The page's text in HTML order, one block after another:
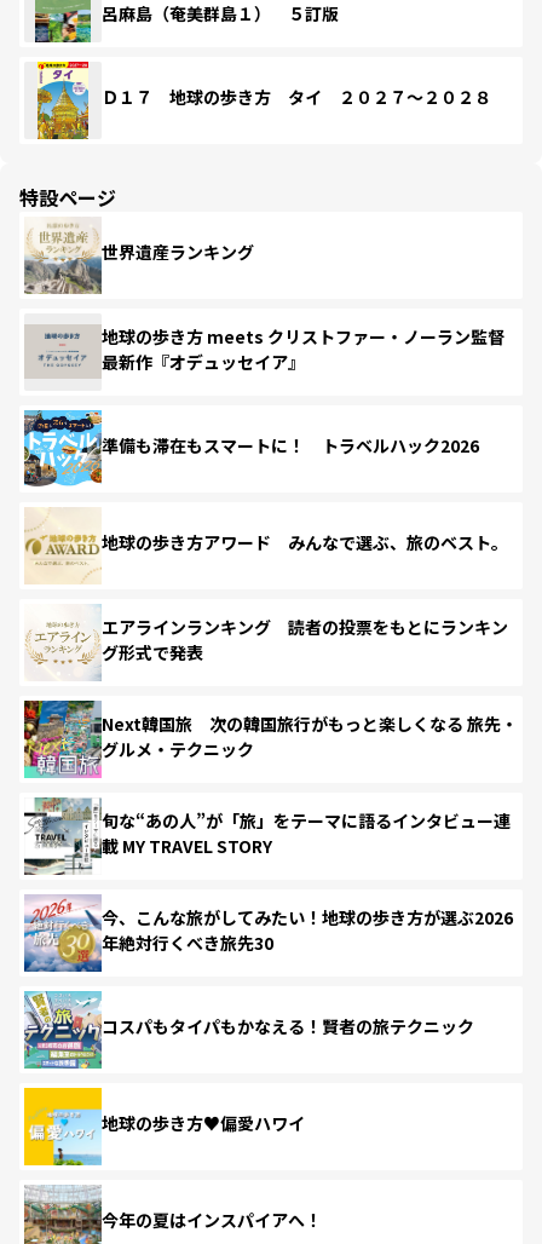
呂麻島（奄美群島１） ５訂版
Ｄ１７ 地球の歩き方 タイ ２０２７～２０２８
特設ページ
世界遺産ランキング
地球の歩き方 meets クリストファー・ノーラン監督
最新作『オデュッセイア』
準備も滞在もスマートに！ トラベルハック2026
地球の歩き方アワード みんなで選ぶ、旅のベスト。
エアラインランキング 読者の投票をもとにランキン
グ形式で発表
Next韓国旅 次の韓国旅行がもっと楽しくなる 旅先・
グルメ・テクニック
旬な“あの人”が「旅」をテーマに語るインタビュー連
載 MY TRAVEL STORY
今、こんな旅がしてみたい！地球の歩き方が選ぶ2026
年絶対行くべき旅先30
コスパもタイパもかなえる！賢者の旅テクニック
地球の歩き方♥偏愛ハワイ
今年の夏はインスパイアへ！